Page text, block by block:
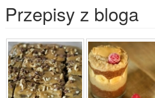
Przepisy z bloga